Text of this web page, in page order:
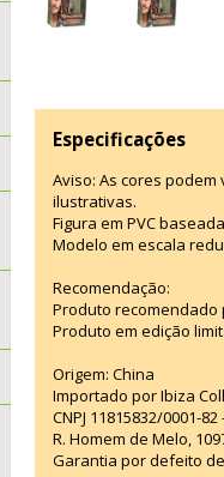
Especificações
Aviso: As cores
ilustrativas.
Figura em PVC
Modelo em escala
Recomendação:
Produto recomendado
Produto em edição
Origem: China
Importado por Ibiza
CNPJ 11815832/0001-
R. Homem de Melo,
Garantia por defeito